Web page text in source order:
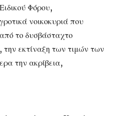
Φόρου,
νοικοκυριά που
το δυσβάσταχτο
την εκτίναξη των τιμών των
την ακρίβεια,